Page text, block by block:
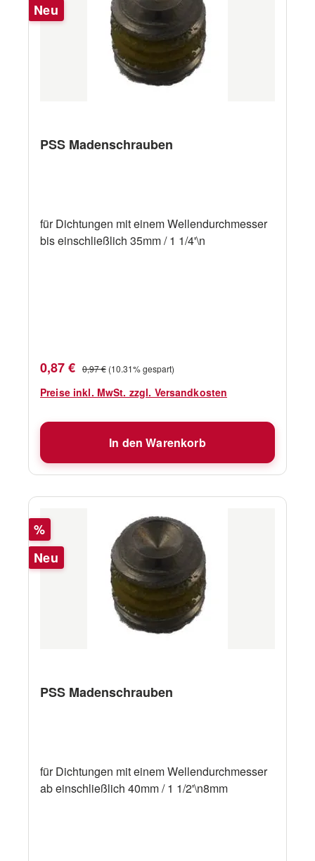
Neu
PSS Madenschrauben
für Dichtungen mit einem Wellendurchmesser
bis einschließlich 35mm / 1 1/4'\n
Verkaufspreis:
0,87 € Regulärer Preis:
0,97 € (10.31% gespart)
Preise inkl. MwSt. zzgl. Versandkosten
In den Warenkorb
Rabatt
%
Neu
PSS Madenschrauben
für Dichtungen mit einem Wellendurchmesser
ab einschließlich 40mm / 1 1/2'\n8mm